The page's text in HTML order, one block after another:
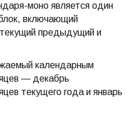
моно является один
включающий
предыдущий и
календарным
— декабрь
текущего года и январь